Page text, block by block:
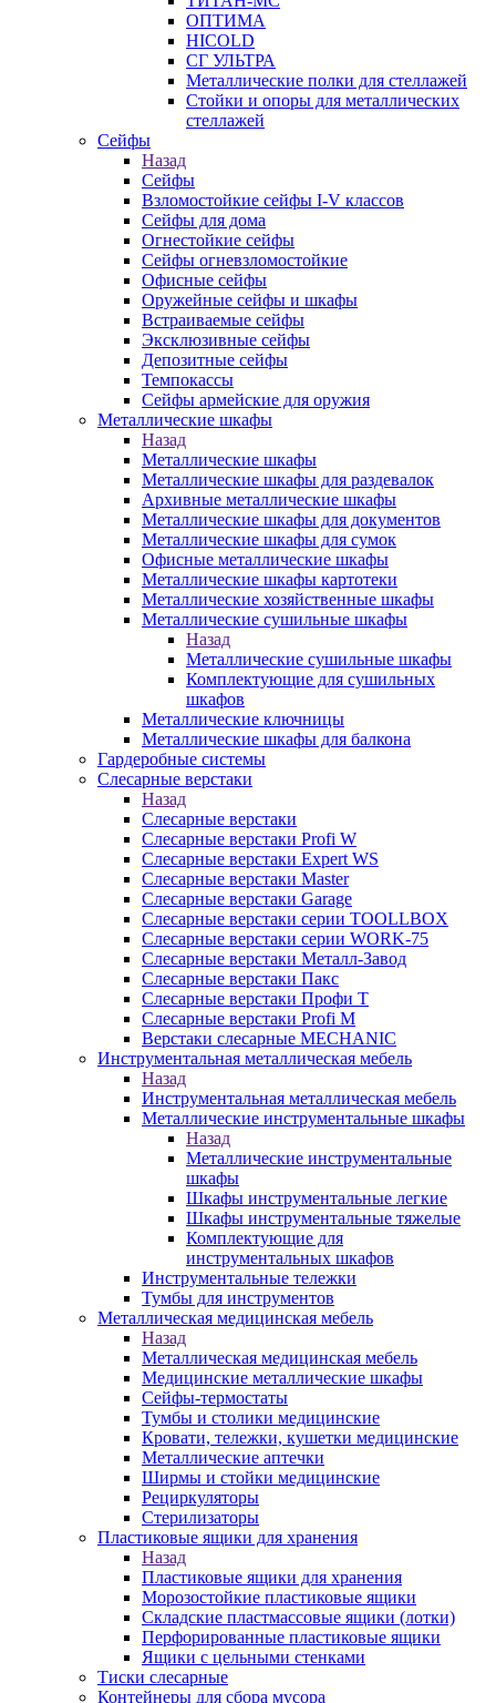
ОПТИМА
HICOLD
СГ УЛЬТРА
Металлические полки для стеллажей
Стойки и опоры для металлических
стеллажей
Сейфы
Назад
Сейфы
Взломостойкие сейфы I-V классов
Сейфы для дома
Огнестойкие сейфы
Сейфы огневзломостойкие
Офисные сейфы
Оружейные сейфы и шкафы
Встраиваемые сейфы
Эксклюзивные сейфы
Депозитные сейфы
Темпокассы
Сейфы армейские для оружия
Металлические шкафы
Назад
Металлические шкафы
Металлические шкафы для раздевалок
Архивные металлические шкафы
Металлические шкафы для документов
Металлические шкафы для сумок
Офисные металлические шкафы
Металлические шкафы картотеки
Металлические хозяйственные шкафы
Металлические сушильные шкафы
Назад
Металлические сушильные шкафы
Комплектующие для сушильных
шкафов
Металлические ключницы
Металлические шкафы для балкона
Гардеробные системы
Слесарные верстаки
Назад
Слесарные верстаки
Слесарные верстаки Profi W
Слесарные верстаки Expert WS
Слесарные верстаки Master
Слесарные верстаки Garage
Слесарные верстаки серии TOOLLBOX
Слесарные верстаки серии WORK-75
Слесарные верстаки Металл-Завод
Слесарные верстаки Пакс
Слесарные верстаки Профи Т
Слесарные верстаки Profi M
Верстаки слесарные MECHANIC
Инструментальная металлическая мебель
Назад
Инструментальная металлическая мебель
Металлические инструментальные шкафы
Назад
Металлические инструментальные
шкафы
Шкафы инструментальные легкие
Шкафы инструментальные тяжелые
Комплектующие для
инструментальных шкафов
Инструментальные тележки
Тумбы для инструментов
Металлическая медицинская мебель
Назад
Металлическая медицинская мебель
Медицинские металлические шкафы
Сейфы-термостаты
Тумбы и столики медицинские
Кровати, тележки, кушетки медицинские
Металлические аптечки
Ширмы и стойки медицинские
Рециркуляторы
Стерилизаторы
Пластиковые ящики для хранения
Назад
Пластиковые ящики для хранения
Морозостойкие пластиковые ящики
Складские пластмассовые ящики (лотки)
Перфорированные пластиковые ящики
Ящики с цельными стенками
Тиски слесарные
Контейнеры для сбора мусора